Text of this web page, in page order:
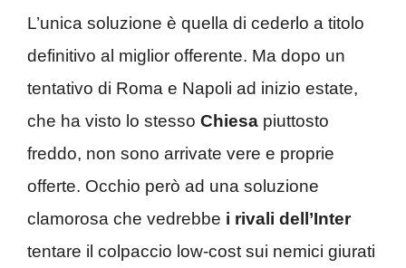
L’unica soluzione è quella di cederlo a titolo
definitivo al miglior offerente. Ma dopo un
tentativo di Roma e Napoli ad inizio estate,
che ha visto lo stesso Chiesa piuttosto
freddo, non sono arrivate vere e proprie
offerte. Occhio però ad una soluzione
clamorosa che vedrebbe i rivali dell’Inter
tentare il colpaccio low-cost sui nemici giurati